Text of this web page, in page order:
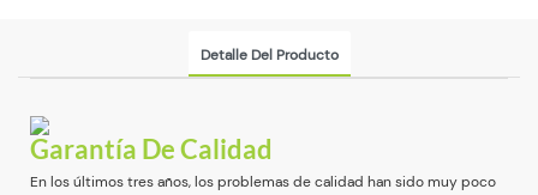
Detalle Del Producto
Garantía De Calidad
En los últimos tres años, los problemas de calidad han sido muy poco